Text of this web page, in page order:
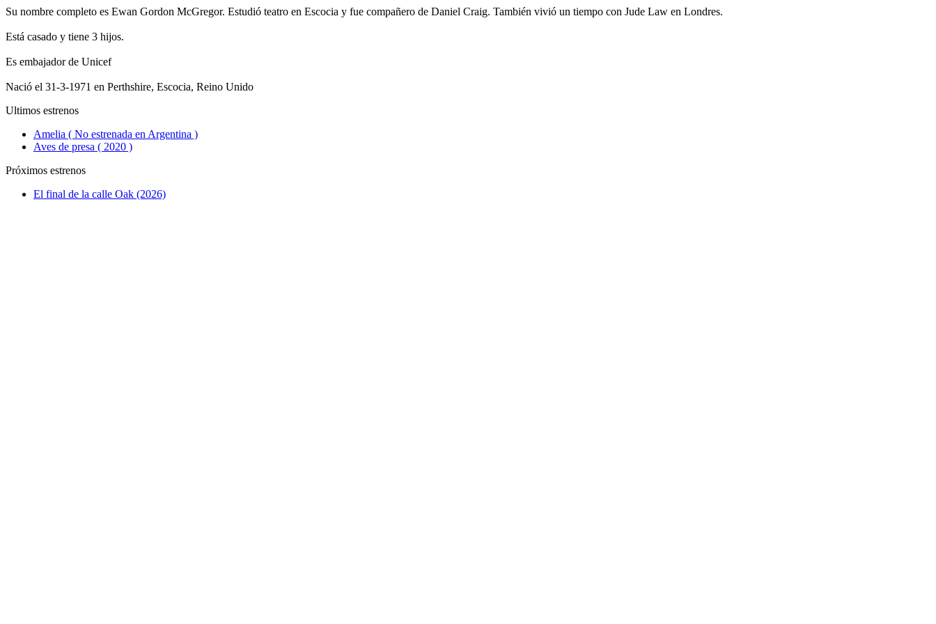
Su nombre completo es Ewan Gordon McGregor. Estudió teatro en Escocia y fue compañero de Daniel Craig. También vivió un tiempo con Jude Law en Londres.
Está casado y tiene 3 hijos.
Es embajador de Unicef
Nació el 31-3-1971 en Perthshire, Escocia, Reino Unido
Ultimos estrenos
Amelia ( No estrenada en Argentina )
Aves de presa ( 2020 )
Próximos estrenos
El final de la calle Oak (2026)